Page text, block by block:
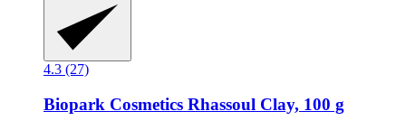
4.3 (27)
Biopark Cosmetics Rhassoul Clay, 100 g